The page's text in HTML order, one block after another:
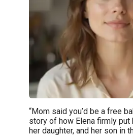
“Mom said you’d be a free
story of how Elena firmly put
her daughter, and her son in